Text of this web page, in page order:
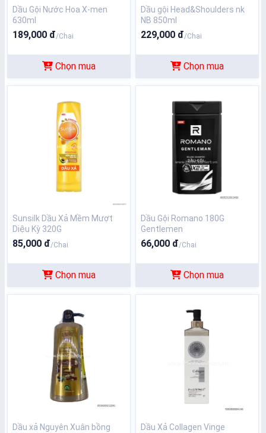
Dầu Gội Nước Hoa X-men
630ml
189,000 đ/Chai
Chọn mua
Dầu gội Head&Shoulders nk
NB 850ml
229,000 đ/Chai
Chọn mua
Sunsilk Dầu Xả Mềm Mượt
Diệu Kỳ 320G
85,000 đ/Chai
Chọn mua
Dầu Gội Romano 180G
Gentlemen
66,000 đ/Chai
Chọn mua
Dầu xả Nguyên Xuân bồng Dầu Xả Collagen Vinge